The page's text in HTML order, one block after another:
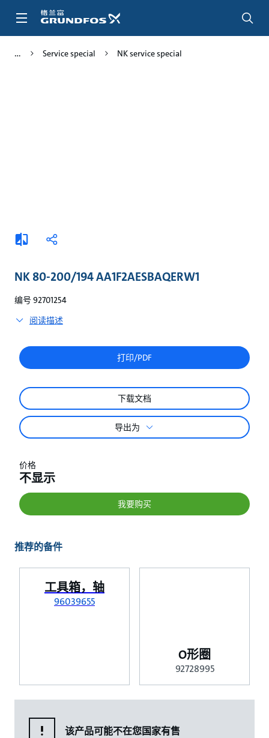
Service special NK service special
添
加
分
NK 80-200/194 AA1F2AESBAQERW1
编号 92701254
阅读描述
打印/PDF
下载文档
导出为
价格
不显示
我要购买
推荐的备件
工具箱，轴
96039655
O形圈
92728995
该产品可能不在您国家有售